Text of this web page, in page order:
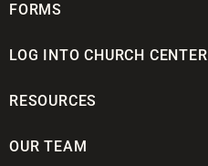
FORMS
LOG INTO CHURCH CENTER
RESOURCES
OUR TEAM